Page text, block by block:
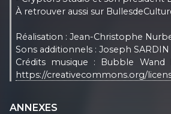
À retrouver aussi sur
Réalisation : Jean-Christophe
Sons additionnels : Joseph
Crédits musique : Bubble
https://creativecommons.org/
ANNEXES